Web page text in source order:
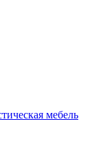
мебель